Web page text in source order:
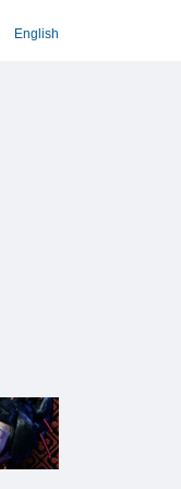
English